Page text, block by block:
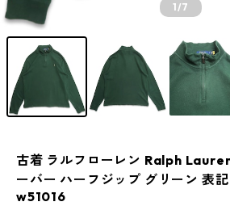
1/7
古着 ラルフローレン Ralph
ーバー ハーフジップ グリーン
w51016